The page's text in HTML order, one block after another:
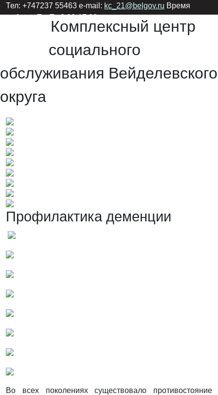
Тел: +747237 55463 e-mail: kc_21@belgov.ru Время
работы: Пн-Пт 8:00-17:00
Комплексный центр
социального
обслуживания Вейделевского
округа
Профилактика деменции
Во всех поколениях существовало противостояние